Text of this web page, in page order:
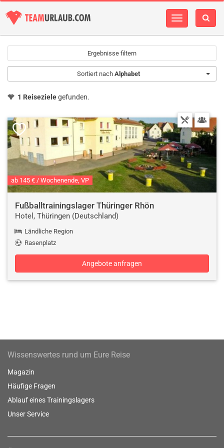
Navigation
Ergebnisse filtern
Sortiert nach Alphabet
1 Reisezielegefunden.
ab 145 € / Wochenende, VP
Fußballtrainingslager Thüringer Rhön
Hotel, Thüringen (Deutschland)
Ländliche Region
Rasenplatz
Angebote anfragen
Wissenswertes rund um Eure Reise
Magazin
Häufige Fragen
Ablauf eines Trainingslagers
Unser Service